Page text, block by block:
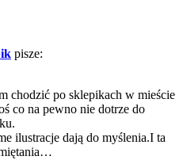
pisze:
chodzić po sklepikach w mieście
co na pewno nie dotrze do
ilustracje dają do myślenia.I ta